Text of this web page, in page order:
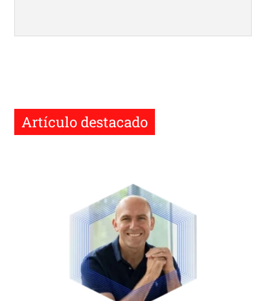
Artículo destacado